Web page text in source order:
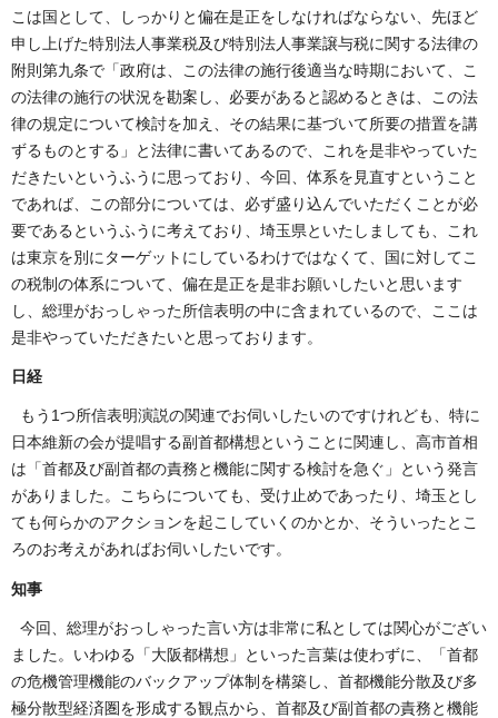
こは国として、しっかりと偏在是正をしなければならない、先ほど
申し上げた特別法人事業税及び特別法人事業譲与税に関する法律の
附則第九条で「政府は、この法律の施行後適当な時期において、こ
の法律の施行の状況を勘案し、必要があると認めるときは、この法
律の規定について検討を加え、その結果に基づいて所要の措置を講
ずるものとする」と法律に書いてあるので、これを是非やっていた
だきたいというふうに思っており、今回、体系を見直すということ
であれば、この部分については、必ず盛り込んでいただくことが必
要であるというふうに考えており、埼玉県といたしましても、これ
は東京を別にターゲットにしているわけではなくて、国に対してこ
の税制の体系について、偏在是正を是非お願いしたいと思います
し、総理がおっしゃった所信表明の中に含まれているので、ここは
是非やっていただきたいと思っております。
日経
もう1つ所信表明演説の関連でお伺いしたいのですけれども、特に
日本維新の会が提唱する副首都構想ということに関連し、高市首相
は「首都及び副首都の責務と機能に関する検討を急ぐ」という発言
がありました。こちらについても、受け止めであったり、埼玉とし
ても何らかのアクションを起こしていくのかとか、そういったとこ
ろのお考えがあればお伺いしたいです。
知事
今回、総理がおっしゃった言い方は非常に私としては関心がござい
ました。いわゆる「大阪都構想」といった言葉は使わずに、「首都
の危機管理機能のバックアップ体制を構築し、首都機能分散及び多
極分散型経済圏を形成する観点から、首都及び副首都の責務と機能